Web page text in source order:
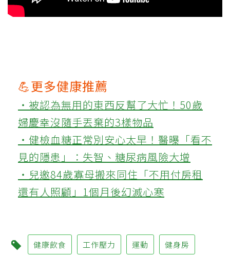
💪更多健康推薦
‧被認為無用的東西反幫了大忙！50歲
婦慶幸沒隨手丟棄的3樣物品
‧健檢血糖正常別安心太早！醫曝「看不
見的隱患」：失智、糖尿病風險大增
‧兒邀84歲寡母搬來同住「不用付房租
還有人照顧」1個月後幻滅心寒
健康飲食 工作壓力 運動 健身房